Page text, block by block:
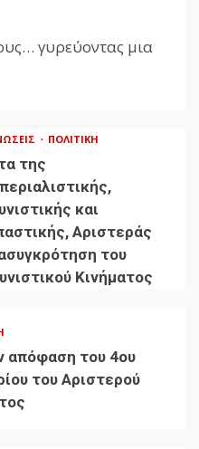
γυρεύοντας μια
ΠΟΛΙΤΙΚΉ
της
και
Αριστεράς
του
Κινήματος
απόφαση του 4ου
του Αριστερού